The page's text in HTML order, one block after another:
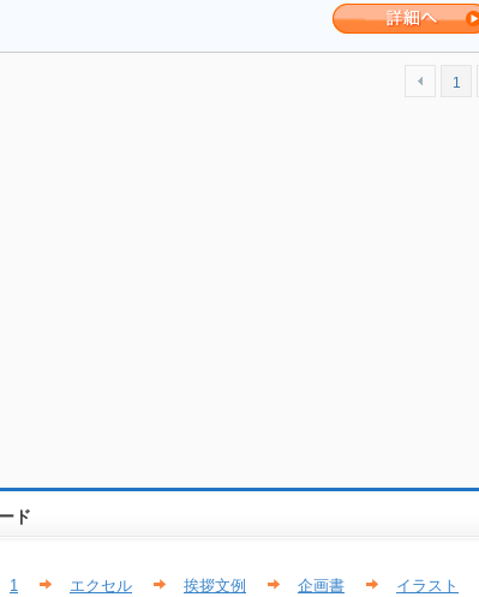
1
ド
1 エクセル 挨拶文例 企画書 イラスト